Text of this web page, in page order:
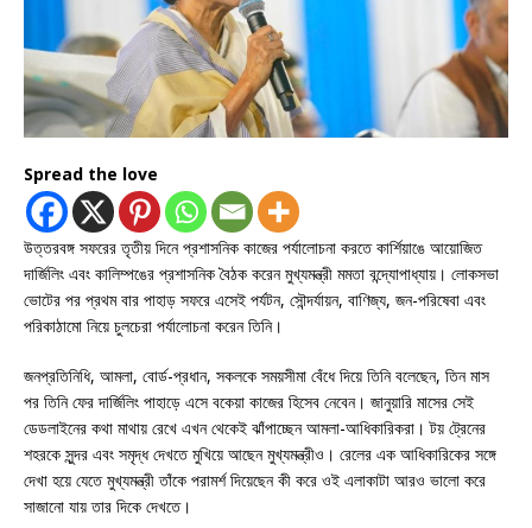
Spread the love
উত্তরবঙ্গ সফরের তৃতীয় দিনে প্রশাসনিক কাজের পর্যালোচনা করতে কার্শিয়াঙে আয়োজিত
দার্জিলিং এবং কালিম্পঙের প্রশাসনিক বৈঠক করেন মুখ্যমন্ত্রী মমতা বন্দ্যোপাধ্যায়। লোকসভা
ভোটের পর প্রথম বার পাহাড় সফরে এসেই পর্যটন, সৌন্দর্যায়ন, বাণিজ্য, জন-পরিষেবা এবং
পরিকাঠামো নিয়ে চুলচেরা পর্যালোচনা করেন তিনি।
জনপ্রতিনিধি, আমলা, বোর্ড-প্রধান, সকলকে সময়সীমা বেঁধে দিয়ে তিনি বলেছেন, তিন মাস
পর তিনি ফের দার্জিলিং পাহাড়ে এসে বকেয়া কাজের হিসেব নেবেন। জানুয়ারি মাসের সেই
ডেডলাইনের কথা মাথায় রেখে এখন থেকেই ঝাঁপাচ্ছেন আমলা-আধিকারিকরা। টয় ট্রেনের
শহরকে সুন্দর এবং সমৃদ্ধ দেখতে মুখিয়ে আছেন মুখ্যমন্ত্রীও। রেলের এক আধিকারিকের সঙ্গে
দেখা হয়ে যেতে মুখ্যমন্ত্রী তাঁকে পরামর্শ দিয়েছেন কী করে ওই এলাকাটা আরও ভালো করে
সাজানো যায় তার দিকে দেখতে।